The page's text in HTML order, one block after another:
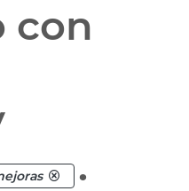
con
.